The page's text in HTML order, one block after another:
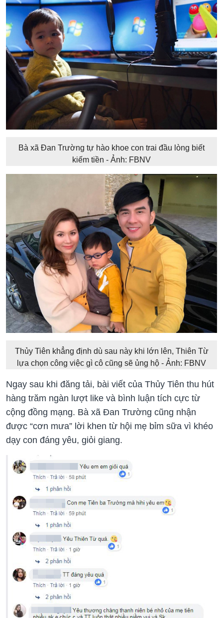
Bà xã Đan Trường tự hào khoe con trai đầu lòng biết
kiếm tiền - Ảnh: FBNV
Thủy Tiên khẳng định dù sau này khi lớn lên, Thiên Từ
lựa chọn công việc gì cô cũng sẽ ủng hộ - Ảnh: FBNV
Ngay sau khi đăng tải, bài viết của Thủy Tiên thu hút
hàng trăm ngàn lượt like và bình luận tích cực từ
cộng đồng mạng. Bà xã Đan Trường cũng nhận
được “cơn mưa” lời khen từ hội mẹ bỉm sữa vì khéo
dạy con đáng yêu, giỏi giang.